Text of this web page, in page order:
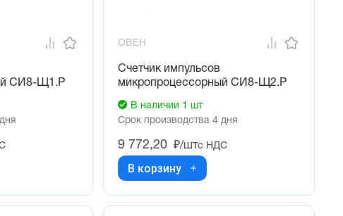
СИ8-Щ1.Р
ОВЕН
Счетчик импульсов
микропроцессорный СИ8-Щ2.Р
В наличии 1 шт
Срок производства 4 дня
9 772,20 ₽/штс НДС
В корзину